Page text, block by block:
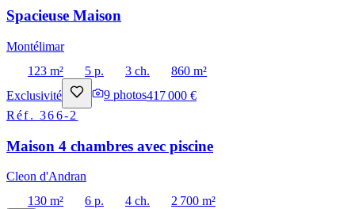
Spacieuse Maison
Montélimar
123 m²
5 p. 3 ch.
860 m²
Exclusivité
9 photos417 000 €
Réf.366-2
Maison 4 chambres avec piscine
Cleon d'Andran
130 m²
6 p. 4 ch.
2 700 m²